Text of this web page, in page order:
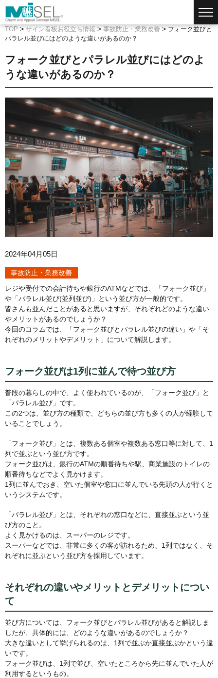
TOP>サイン看板お役立ち情報>事故防止・業務改善>フォーク並びと
パラレル並びにはどのような違いがあるのか？
フォーク並びとパラレル並びにはどのよ
うな違いがあるのか？
2024年04月05日
事故防止・業務改善
レジや受付での会計待ちや銀行のATMなどでは、「フォーク並び」
や「パラレル並び(並列並び)」という並び方が一般的です。
皆さんも並んだことがあると思いますが、それぞれどのような違い
やメリットがあるのでしょうか？
今回のコラムでは、「フォーク並びとパラレル並びの違い」や「そ
れぞれのメリットやデメリット」について解説します。
フォーク並びは1列に並んで待つ並び方
普段の暮らしの中で、よく使われているのが、「フォーク並び」と
「パラレル並び」です。
この2つは、並び方の種類で、どちらの並び方も多くの人が経験して
いることでしょう。
「フォーク並び」とは、複数ある個室や複数ある窓口等に対して、1
列で並ぶという並び方です。
フォーク並びは、銀行のATMの順番待ちや駅、商業施設のトイレの
順番待ちなどでよく見かけます。
1列に並んでおき、空いた個室や窓口に並んでいる先頭の人が行くと
いうシステムです。
「パラレル並び」とは、それぞれの窓口などに、直接並ぶという並
び方のこと。
よく見かけるのは、スーパーのレジです。
スーパーなどでは、非常に多くの客が訪れるため、1列ではなく、そ
れぞれに並ぶという並び方を採用しています。
それぞれの違いやメリットとデメリットについ
て
並び方については、フォーク並びとパラレル並びがあると解説しま
したが、具体的には、どのような違いがあるのでしょうか？
大きな違いとして挙げられるのは、1列で並ぶか直接並ぶかという違
いです。
フォーク並びは、1列で並び、空いたところから先に並んでいた人が
利用するというもの。